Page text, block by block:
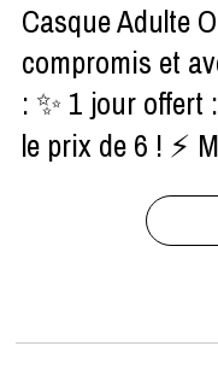
Casque Adulte
compromis et
: ✨ 1 jour
le prix de 6 ! ⚡